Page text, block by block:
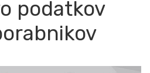
podatkov